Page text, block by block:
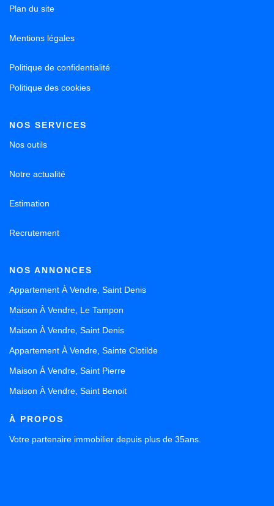
Plan du site
Mentions légales
Politique de confidentialité
Politique des cookies
NOS SERVICES
Nos outils
Notre actualité
Estimation
Recrutement
NOS ANNONCES
Appartement À Vendre, Saint Denis
Maison À Vendre, Le Tampon
Maison À Vendre, Saint Denis
Appartement À Vendre, Sainte Clotilde
Maison À Vendre, Saint Pierre
Maison À Vendre, Saint Benoit
À PROPOS
Votre partenaire immobilier depuis plus de 35ans.